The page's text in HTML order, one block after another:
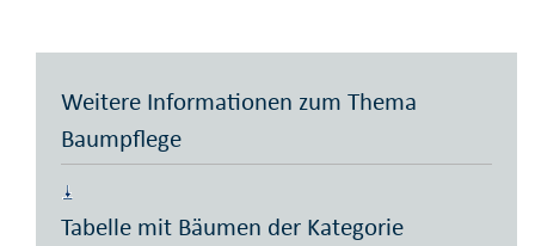
Weitere Informationen zum Thema
Baumpflege
Tabelle mit Bäumen der Kategorie